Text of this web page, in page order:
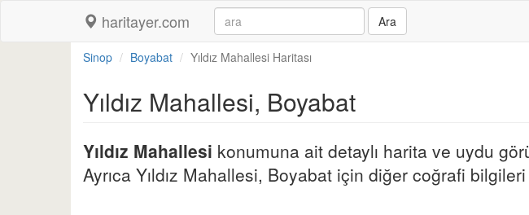
haritayer.com Ara
Sinop Boyabat Yıldız Mahallesi Haritası
Yıldız Mahallesi, Boyabat
Yıldız Mahallesi konumuna ait detaylı harita ve uydu
Ayrıca Yıldız Mahallesi, Boyabat için diğer coğrafi